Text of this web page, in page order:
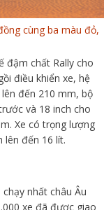
cùng ba màu đỏ,
đậm chất Rally cho
điều khiển xe, hệ
đến 210 mm, bộ
và 18 inch cho
Xe có trọng lượng
lên đến 16 lít.
nhất châu Âu
xe đã được giao